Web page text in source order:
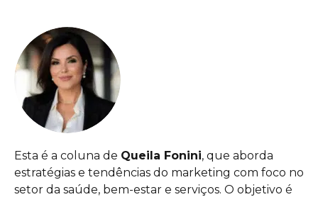
Esta é a coluna de Queila Fonini, que aborda
estratégias e tendências do marketing com foco no
setor da saúde, bem-estar e serviços. O objetivo é